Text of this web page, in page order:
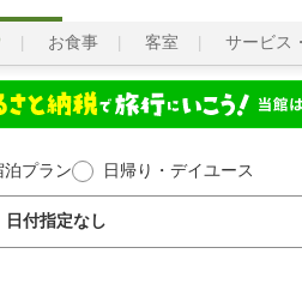
お食事 客室 サービス
泊プラン 日帰り・デイユース
日付指定なし